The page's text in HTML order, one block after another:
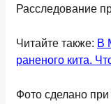
Расследование
Читайте также: В
раненого кита.
Фото сделано